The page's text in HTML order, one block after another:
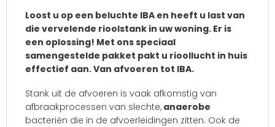
Loost u op een beluchte IBA en heeft u last van
die vervelende rioolstank in uw woning. Er is
een oplossing! Met ons speciaal
samengestelde pakket pakt u rioollucht in huis
effectief aan. Van afvoeren tot IBA.
Stank uit de afvoeren is vaak afkomstig van
afbraakprocessen van slechte, anaerobe
bacteriën die in de afvoerleidingen zitten. Ook de